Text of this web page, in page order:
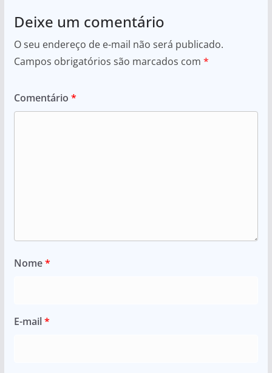
Deixe um comentário
O seu endereço de e-mail não será publicado.
Campos obrigatórios são marcados com *
Comentário *
Nome*
E-mail*